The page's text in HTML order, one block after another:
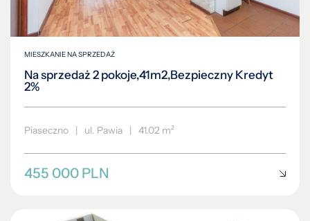
MIESZKANIE NA SPRZEDAŻ
Na sprzedaż 2 pokoje,41m2,Bezpieczny Kredyt
2%
Piaseczno | ul. Pawia | 41.02 m²
455 000 PLN